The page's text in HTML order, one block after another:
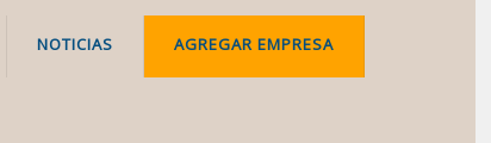
NOTICIAS AGREGAR EMPRESA